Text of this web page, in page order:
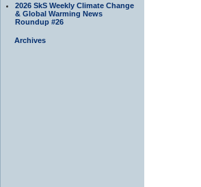
2026 SkS Weekly Climate Change
& Global Warming News
Roundup #26
Archives